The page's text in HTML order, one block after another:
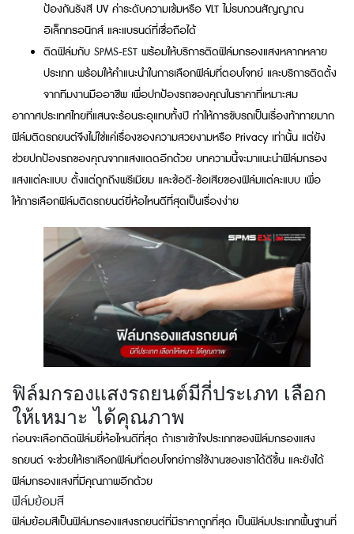
ป้องกันรังสี UV ค่าระดับความเข้มหรือ VLT ไม่รบกวนสัญญาณ
อิเล็กทรอนิกส์ และแบรนด์ที่เชื่อถือได้
ติดฟิล์มกับ SPMS-EST พร้อมให้บริการติดฟิล์มกรองแสงหลากหลาย
ประเภท พร้อมให้คำแนะนำในการเลือกฟิล์มที่ตอบโจทย์ และบริการติดตั้ง
จากทีมงานมืออาชีพ เพื่อปกป้องรถของคุณในราคาที่เหมาะสม
อากาศประเทศไทยที่แสนจะร้อนระอุแทบทั้งปี ทำให้การขับรถเป็นเรื่องท้าทายมาก
ฟิล์มติดรถยนต์จึงไม่ใช่แค่เรื่องของความสวยงามหรือ Privacy เท่านั้น แต่ยัง
ช่วยปกป้องรถของคุณจากแสงแดดอีกด้วย บทความนี้จะมาแนะนำฟิล์มกรอง
แสงแต่ละแบบ ตั้งแต่ถูกถึงพรีเมียม และข้อดี-ข้อเสียของฟิล์มแต่ละแบบ เพื่อ
ให้การเลือกฟิล์มติดรถยนต์ยี่ห้อไหนดีที่สุดเป็นเรื่องง่าย
ฟิล์มกรองแสงรถยนต์มีกี่ประเภท เลือก
ให้เหมาะ ได้คุณภาพ
ก่อนจะเลือกติดฟิล์มยี่ห้อไหนดีที่สุด ถ้าเราเข้าใจประเภทของฟิล์มกรองแสง
รถยนต์ จะช่วยให้เราเลือกฟิล์มที่ตอบโจทย์การใช้งานของเราได้ดีขึ้น และยังได้
ฟิล์มกรองแสงที่มีคุณภาพอีกด้วย
ฟิล์มย้อมสี
ฟิล์มย้อมสีเป็นฟิล์มกรองแสงรถยนต์ที่มีราคาถูกที่สุด เป็นฟิล์มประเภทพื้นฐานที่